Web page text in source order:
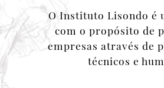
O Instituto Lisondo é
com o propósito de
empresas através de
técnicos e